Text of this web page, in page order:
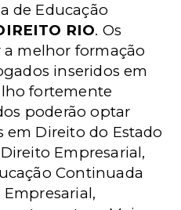
de Educação
RIO. Os
a melhor formação
inseridos em
fortemente
poderão optar
em Direito do Estado
Empresarial,
Continuada